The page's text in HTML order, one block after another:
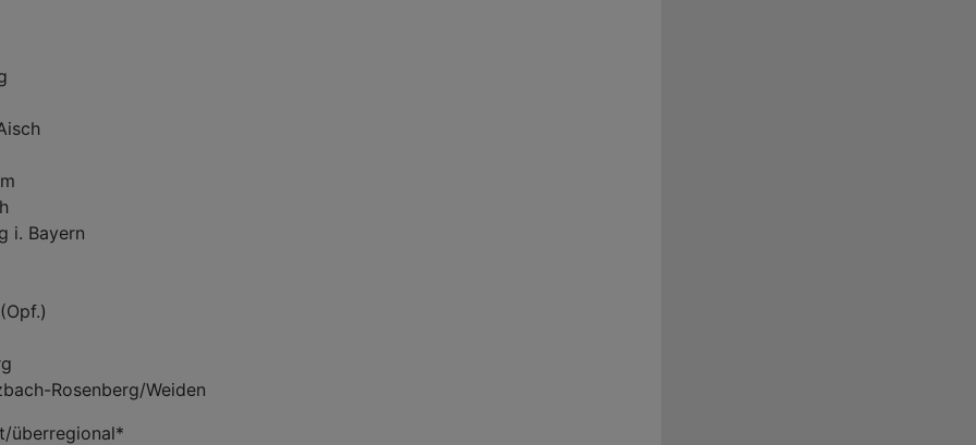
i. Bayern
Rosenberg/Weiden
überregional*